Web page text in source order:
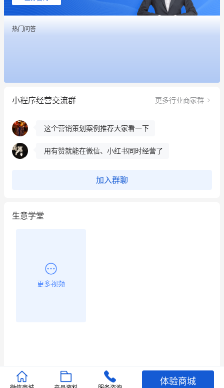
热门问答
小程序经营交流群 更多行业商家群
这个营销策划案例推荐大家看一下
昨晚的直播课程太好啦❤️
冰墩墩货源充足需要的联系我
这个营销策划案例推荐大家看一下
用有赞就能在微信、小红书同时经营了
加入群聊
生意学堂
更多视频
体验商城